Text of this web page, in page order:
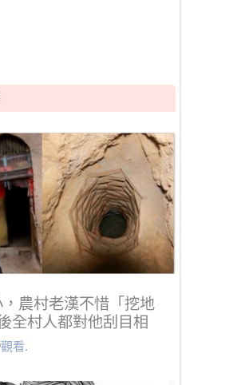
農村老漢不惜「挖地
全村人都對他刮目相
觀看.